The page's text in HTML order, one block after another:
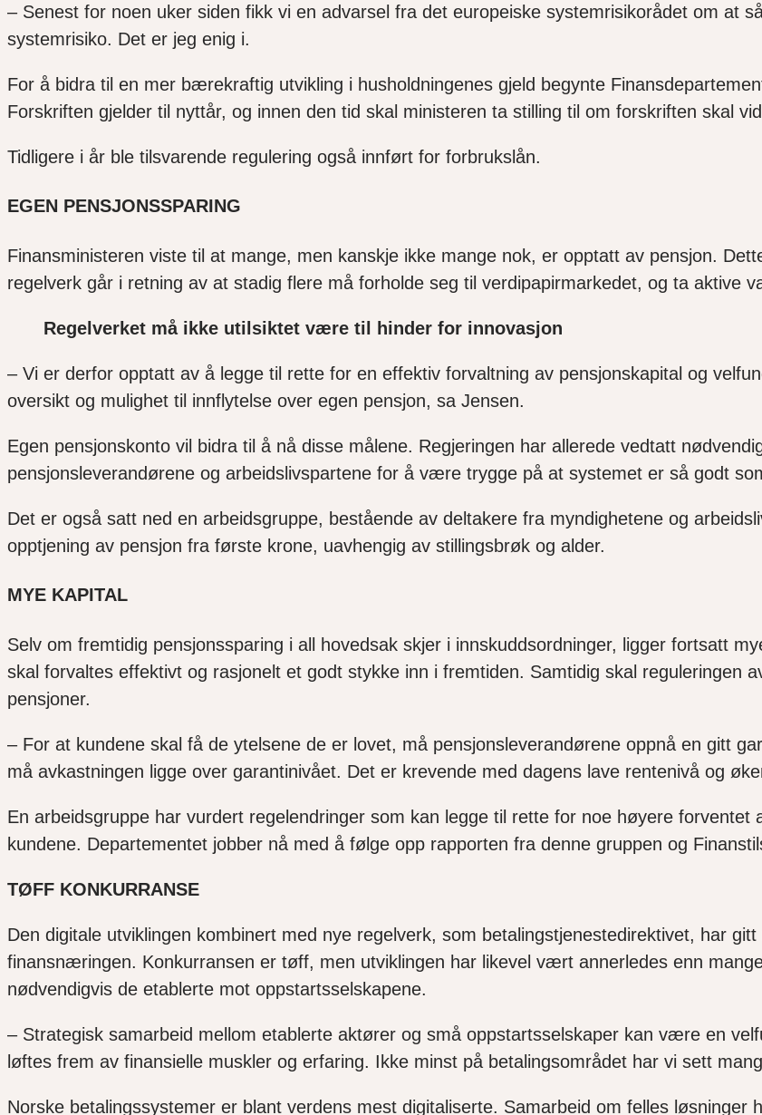
– Senest for noen uker siden fikk vi en advarsel fra det europeiske systemrisikorådet om at
systemrisiko. Det er jeg enig i.
For å bidra til en mer bærekraftig utvikling i husholdningenes gjeld begynte
Forskriften gjelder til nyttår, og innen den tid skal ministeren ta stilling til om forskriften skal
Tidligere i år ble tilsvarende regulering også innført for forbrukslån.
EGEN PENSJONSSPARING
Finansministeren viste til at mange, men kanskje ikke mange nok, er opptatt av pensjon.
regelverk går i retning av at stadig flere må forholde seg til verdipapirmarkedet, og ta aktive
Regelverket må ikke utilsiktet være til hinder for innovasjon
– Vi er derfor opptatt av å legge til rette for en effektiv forvaltning av pensjonskapital og
oversikt og mulighet til innflytelse over egen pensjon, sa Jensen.
Egen pensjonskonto vil bidra til å nå disse målene. Regjeringen har allerede vedtatt
pensjonsleverandørene og arbeidslivspartene for å være trygge på at systemet er så godt
Det er også satt ned en arbeidsgruppe, bestående av deltakere fra myndighetene og
opptjening av pensjon fra første krone, uavhengig av stillingsbrøk og alder.
MYE KAPITAL
Selv om fremtidig pensjonssparing i all hovedsak skjer i innskuddsordninger, ligger fortsatt
skal forvaltes effektivt og rasjonelt et godt stykke inn i fremtiden. Samtidig skal reguleringen
pensjoner.
– For at kundene skal få de ytelsene de er lovet, må pensjonsleverandørene oppnå en gitt
må avkastningen ligge over garantinivået. Det er krevende med dagens lave rentenivå og
En arbeidsgruppe har vurdert regelendringer som kan legge til rette for noe høyere forventet
kundene. Departementet jobber nå med å følge opp rapporten fra denne gruppen og
TØFF KONKURRANSE
Den digitale utviklingen kombinert med nye regelverk, som betalingstjenestedirektivet, har
finansnæringen. Konkurransen er tøff, men utviklingen har likevel vært annerledes enn
nødvendigvis de etablerte mot oppstartsselskapene.
– Strategisk samarbeid mellom etablerte aktører og små oppstartsselskaper kan være en
løftes frem av finansielle muskler og erfaring. Ikke minst på betalingsområdet har vi sett
Norske betalingssystemer er blant verdens mest digitaliserte. Samarbeid om felles løsninger